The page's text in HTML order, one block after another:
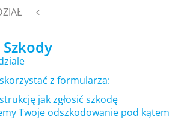
Szkody
z formularza:
jak zgłosić szkodę
Twoje odszkodowanie pod kątem